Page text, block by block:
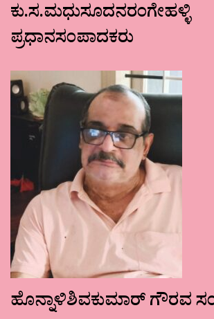
ಕು.ಸ.ಮಧುಸೂದನರಂಗೇಹಳ್ಳಿ
ಪ್ರಧಾನಸಂಪಾದಕರು
ಹೊನ್ನಾಳಿಶಿವಕುಮಾರ್ ಗೌರವ